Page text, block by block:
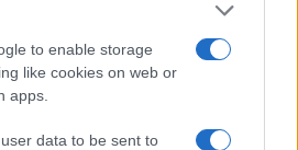
to enable storage
like cookies on web or
apps.
data to be sent to
ajánlatok